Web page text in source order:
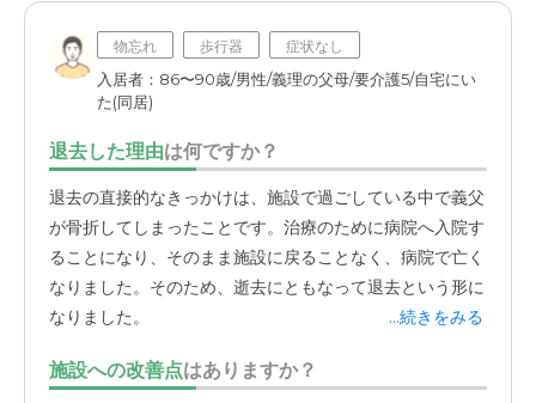
物忘れ 歩行器 症状なし
入居者：86〜90歳/男性/義理の父母/要介護5/自宅にい
た(同居)
退去した理由は何ですか？
退去の直接的なきっかけは、施設で過ごしている中で義父
が骨折してしまったことです。治療のために病院へ入院す
ることになり、そのまま施設に戻ることなく、病院で亡く
なりました。そのため、逝去にともなって退去という形に
なりました。
...続きをみる
施設への改善点はありますか？